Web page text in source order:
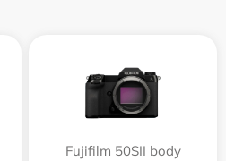
Fujifilm 50SII body